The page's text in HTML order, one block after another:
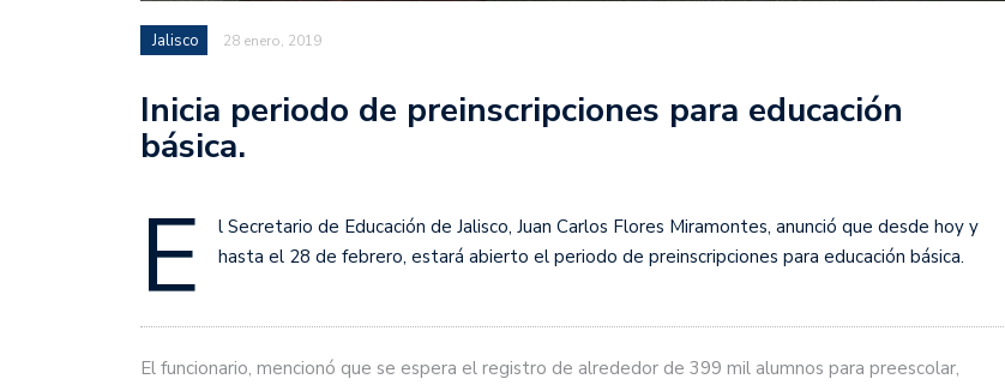
Jalisco 28 enero, 2019
Inicia periodo de preinscripciones para educación
básica.
E
l Secretario de Educación de Jalisco, Juan Carlos Flores Miramontes, anunció que desde hoy y
hasta el 28 de febrero, estará abierto el periodo de preinscripciones para educación básica.
El funcionario, mencionó que se espera el registro de alrededor de 399 mil alumnos para preescolar,